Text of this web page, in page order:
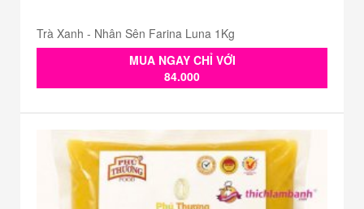
Trà Xanh - Nhân Sên Farina Luna 1Kg
MUA NGAY CHỈ VỚI
84.000